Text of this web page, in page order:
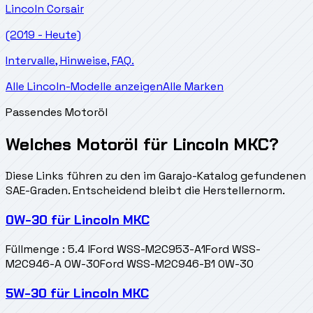
Lincoln Corsair
(2019 - Heute)
Intervalle, Hinweise, FAQ.
Alle Lincoln-Modelle anzeigenAlle Marken
Passendes Motoröl
Welches Motoröl für Lincoln MKC?
Diese Links führen zu den im Garajo-Katalog gefundenen
SAE-Graden. Entscheidend bleibt die Herstellernorm.
0W-30 für Lincoln MKC
Füllmenge : 5.4 lFord WSS-M2C953-A1Ford WSS-
M2C946-A 0W-30Ford WSS-M2C946-B1 0W-30
5W-30 für Lincoln MKC